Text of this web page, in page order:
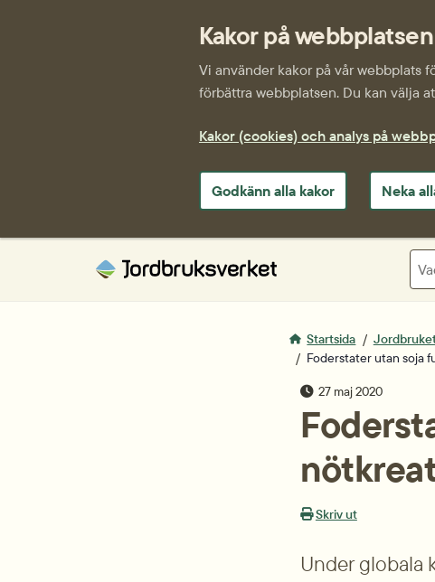
Kakor på webbplatsen
Vi använder kakor på vår webbplats
förbättra webbplatsen. Du kan välja
Kakor (cookies) och analys på
Godkänn alla kakor Neka
Sök
Startsida
Foderstater utan soja
publiceringsdatum
27 maj 2020
Skriv ut
Under globala